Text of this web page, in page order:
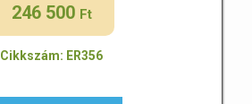
246 500 Ft
Cikkszám: ER356